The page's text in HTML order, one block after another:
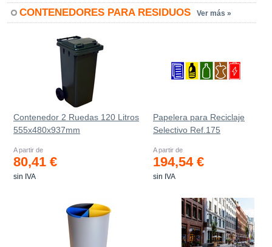
CONTENEDORES PARA RESIDUOS Ver más »
Contenedor 2 Ruedas 120 Litros
555х480х937mm
A partir de
80,41 €
sin IVA
Papelera para Reciclaje
Selectivo Ref.175
A partir de
194,54 €
sin IVA